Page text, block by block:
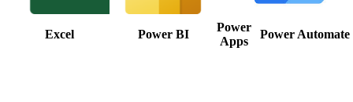
Excel Power BI
Power
Apps
Power Automate